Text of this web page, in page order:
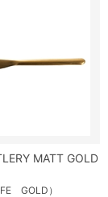
MATT GOLD
GOLD）